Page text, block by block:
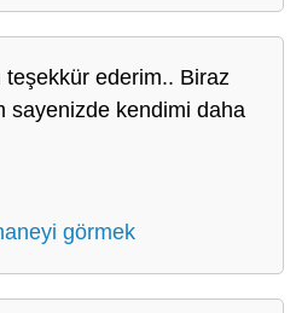
ederim.. Biraz
sayenizde kendimi daha
görmek